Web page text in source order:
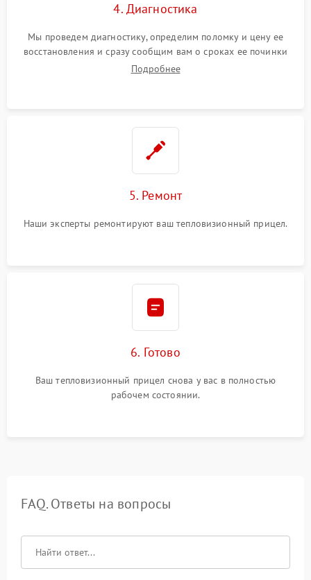
4. Диагностика
Мы проведем диагностику, определим поломку и цену ее
восстановления и сразу сообщим вам о сроках ее починки
Подробнее
5. Ремонт
Наши эксперты ремонтируют ваш тепловизионный прицел.
6. Готово
Ваш тепловизионный прицел снова у вас в полностью
рабочем состоянии.
FAQ. Ответы на вопросы